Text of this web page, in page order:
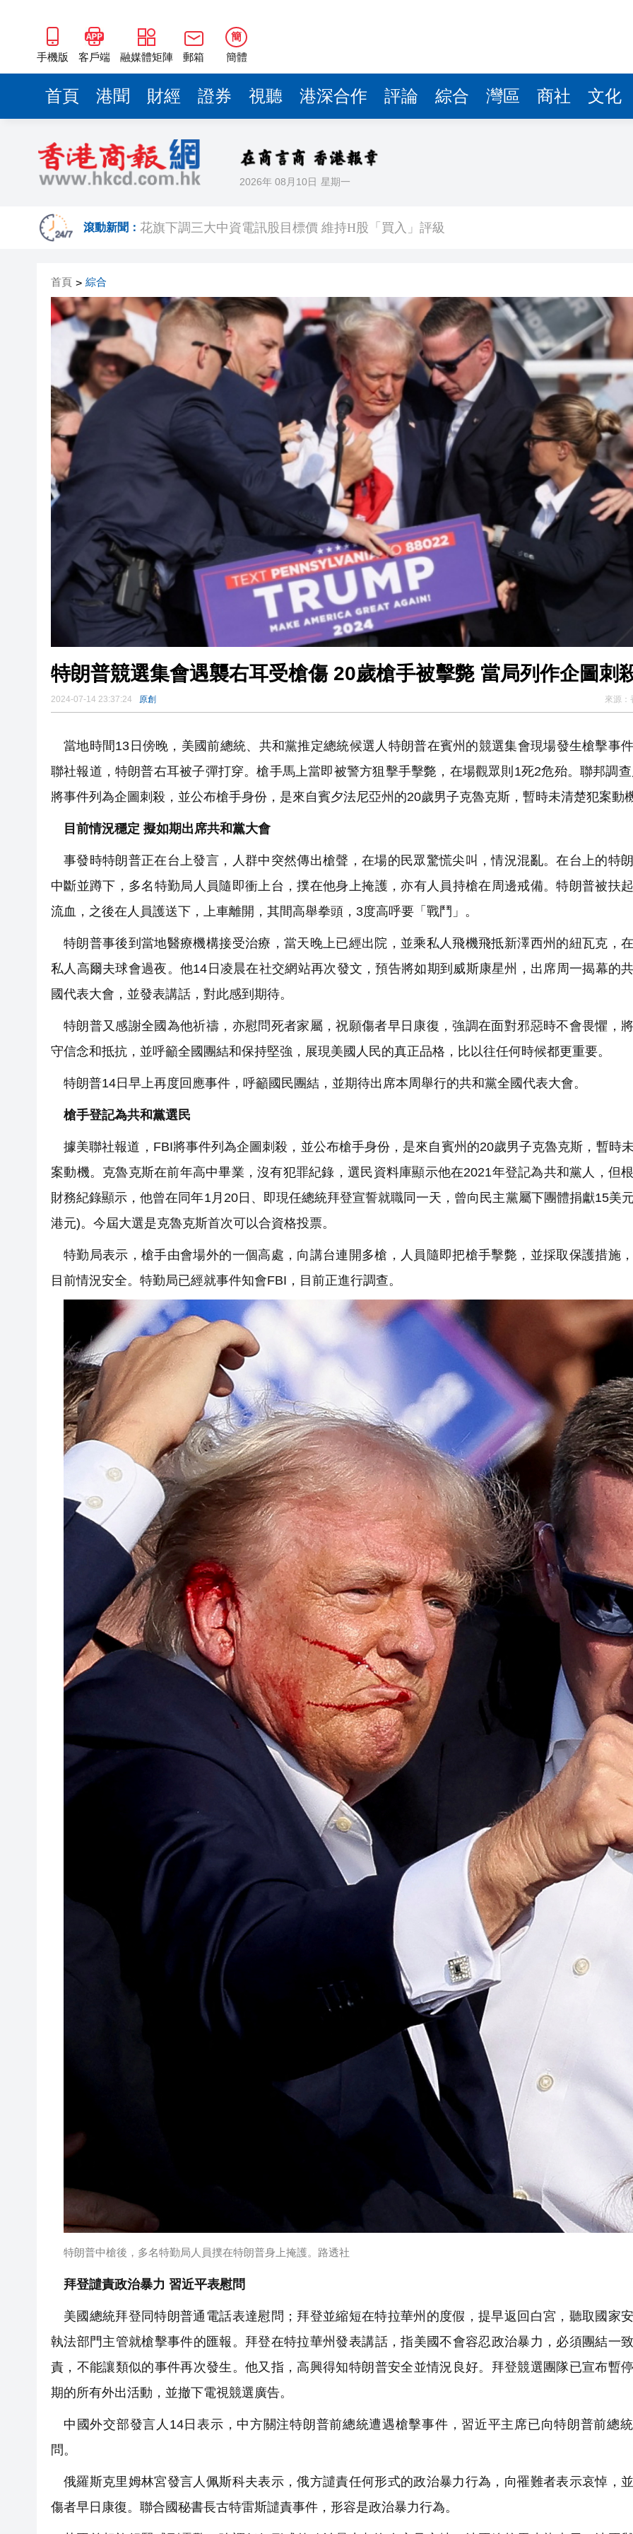
手機版 客戶端 融媒體矩陣 郵箱
簡
簡體
首頁 港聞 財經 證券 視聽 港深合作 評論 綜合 灣區 商社 文化
2026年 08月10日 星期一
滾動新聞： 花旗下調三大中資電訊股目標價 維持H股「買入」評級
日媒：4名日本裁判涉韓國性招待案，日足協正在調查
團體建議文物修復專業納入香港五年規劃及施政報告
歐盟機構：7月全球海洋表面溫度創新高
傳奇落幕！NBA名人堂教練老尼爾森離世，曾執教王治郅
首頁 > 綜合
特朗普競選集會遇襲右耳受槍傷 20歲槍手被擊斃 當局列作企圖刺
2024-07-14 23:37:24 原創 來源：
當地時間13日傍晚，美國前總統、共和黨推定總統候選人特朗普在賓州的競選集會現場發生槍擊事
聯社報道，特朗普右耳被子彈打穿。槍手馬上當即被警方狙擊手擊斃，在場觀眾則1死2危殆。聯邦調
將事件列為企圖刺殺，並公布槍手身份，是來自賓夕法尼亞州的20歲男子克魯克斯，暫時未清楚犯案動
目前情況穩定 擬如期出席共和黨大會
事發時特朗普正在台上發言，人群中突然傳出槍聲，在場的民眾驚慌尖叫，情況混亂。在台上的特
中斷並蹲下，多名特勤局人員隨即衝上台，撲在他身上掩護，亦有人員持槍在周邊戒備。特朗普被扶
流血，之後在人員護送下，上車離開，其間高舉拳頭，3度高呼要「戰鬥」。
特朗普事後到當地醫療機構接受治療，當天晚上已經出院，並乘私人飛機飛抵新澤西州的紐瓦克，
私人高爾夫球會過夜。他14日凌晨在社交網站再次發文，預告將如期到威斯康星州，出席周一揭幕的
國代表大會，並發表講話，對此感到期待。
特朗普又感謝全國為他祈禱，亦慰問死者家屬，祝願傷者早日康復，強調在面對邪惡時不會畏懼，
守信念和抵抗，並呼籲全國團結和保持堅強，展現美國人民的真正品格，比以往任何時候都更重要。
特朗普14日早上再度回應事件，呼籲國民團結，並期待出席本周舉行的共和黨全國代表大會。
槍手登記為共和黨選民
據美聯社報道，FBI將事件列為企圖刺殺，並公布槍手身份，是來自賓州的20歲男子克魯克斯，暫時
案動機。克魯克斯在前年高中畢業，沒有犯罪紀錄，選民資料庫顯示他在2021年登記為共和黨人，但
財務紀錄顯示，他曾在同年1月20日、即現任總統拜登宣誓就職同一天，曾向民主黨屬下團體捐獻15美
港元)。今屆大選是克魯克斯首次可以合資格投票。
特勤局表示，槍手由會場外的一個高處，向講台連開多槍，人員隨即把槍手擊斃，並採取保護措施
目前情況安全。特勤局已經就事件知會FBI，目前正進行調查。
特朗普中槍後，多名特勤局人員撲在特朗普身上掩護。路透社
拜登譴責政治暴力 習近平表慰問
美國總統拜登同特朗普通電話表達慰問；拜登並縮短在特拉華州的度假，提早返回白宮，聽取國家
執法部門主管就槍擊事件的匯報。拜登在特拉華州發表講話，指美國不會容忍政治暴力，必須團結一
責，不能讓類似的事件再次發生。他又指，高興得知特朗普安全並情況良好。拜登競選團隊已宣布暫
期的所有外出活動，並撤下電視競選廣告。
中國外交部發言人14日表示，中方關注特朗普前總統遭遇槍擊事件，習近平主席已向特朗普前總
問。
俄羅斯克里姆林宮發言人佩斯科夫表示，俄方譴責任何形式的政治暴力行為，向罹難者表示哀悼，
傷者早日康復。聯合國秘書長古特雷斯譴責事件，形容是政治暴力行為。